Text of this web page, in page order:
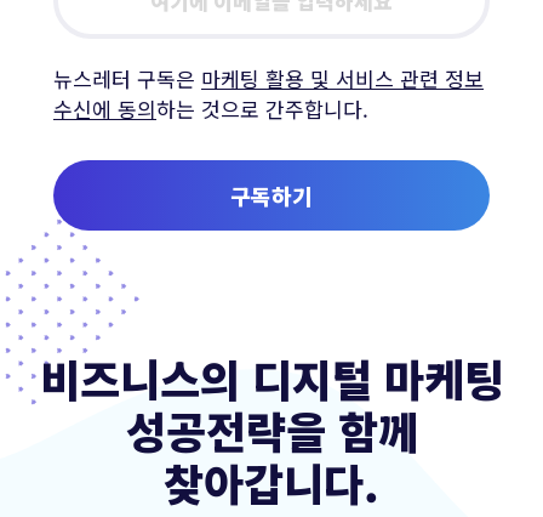
뉴스레터 구독은 마케팅 활용 및 서비스 관련 정보
수신에 동의하는 것으로 간주합니다.
구독하기
비즈니스의 디지털 마케팅
성공전략을 함께
찾아갑니다.